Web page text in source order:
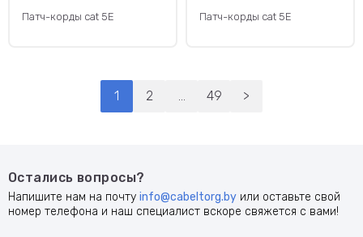
Патч-корды cat 5E
Патч-корды cat 5E
1 2 ... 49 >
Остались вопросы?
Напишите нам на почту info@cabeltorg.by или оставьте свой
номер телефона и наш специалист вскоре свяжется с вами!